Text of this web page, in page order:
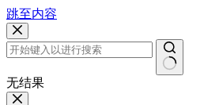
跳至内容
无结果